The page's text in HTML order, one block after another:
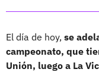
El día de hoy, se
campeonato, que
Unión, luego a La